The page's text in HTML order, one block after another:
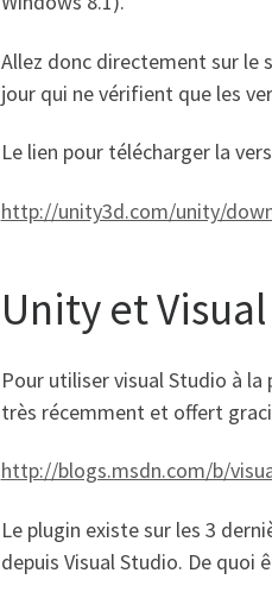
Allez donc directement sur le
jour qui ne vérifient que les
Le lien pour télécharger la
http://unity3d.com/unity/
Unity et
Pour utiliser visual Studio à la
très récemment et offert
http://blogs.msdn.com/b/
Le plugin existe sur les 3
depuis Visual Studio. De quoi